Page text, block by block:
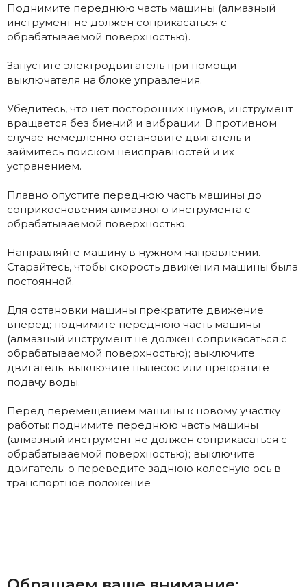
Поднимите переднюю часть машины (алмазный
инструмент не должен соприкасаться с
обрабатываемой поверхностью).
Запустите электродвигатель при помощи
выключателя на блоке управления.
Убедитесь, что нет посторонних шумов, инструмент
вращается без биений и вибрации. В противном
случае немедленно остановите двигатель и
займитесь поиском неисправностей и их
устранением.
Плавно опустите переднюю часть машины до
соприкосновения алмазного инструмента с
обрабатываемой поверхностью.
Направляйте машину в нужном направлении.
Старайтесь, чтобы скорость движения машины была
постоянной.
Для остановки машины прекратите движение
вперед; поднимите переднюю часть машины
(алмазный инструмент не должен соприкасаться с
обрабатываемой поверхностью); выключите
двигатель; выключите пылесос или прекратите
подачу воды.
Перед перемещением машины к новому участку
работы: поднимите переднюю часть машины
(алмазный инструмент не должен соприкасаться с
обрабатываемой поверхностью); выключите
двигатель; o переведите заднюю колесную ось в
транспортное положение